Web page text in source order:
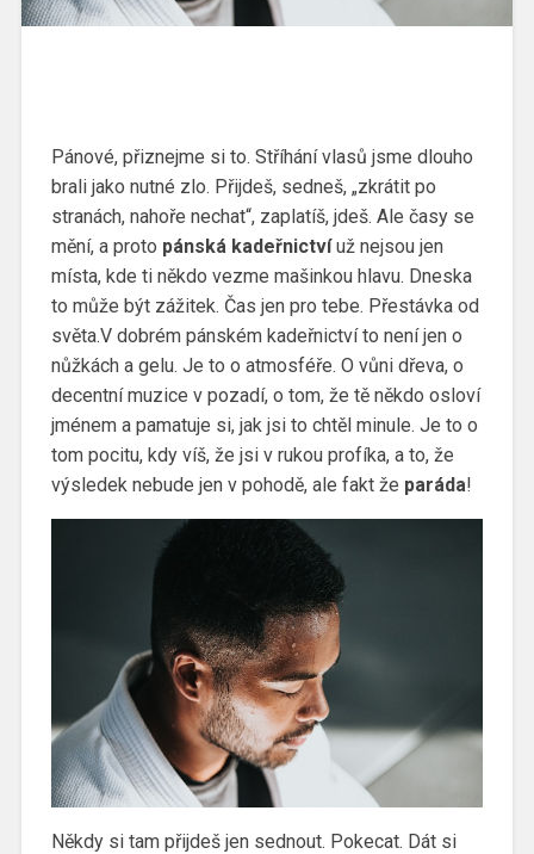
Pánové, přiznejme si to. Stříhání vlasů jsme dlouho
brali jako nutné zlo. Přijdeš, sedneš, „zkrátit po
stranách, nahoře nechat“, zaplatíš, jdeš. Ale časy se
mění, a proto pánská kadeřnictvíuž nejsou jen
místa, kde ti někdo vezme mašinkou hlavu. Dneska
to může být zážitek. Čas jen pro tebe. Přestávka od
světa.V dobrém pánském kadeřnictví to není jen o
nůžkách a gelu. Je to o atmosféře. O vůni dřeva, o
decentní muzice v pozadí, o tom, že tě někdo osloví
jménem a pamatuje si, jak jsi to chtěl minule. Je to o
tom pocitu, kdy víš, že jsi v rukou profíka, a to, že
výsledek nebude jen v pohodě, ale fakt že paráda!
Někdy si tam přijdeš jen sednout. Pokecat. Dát si